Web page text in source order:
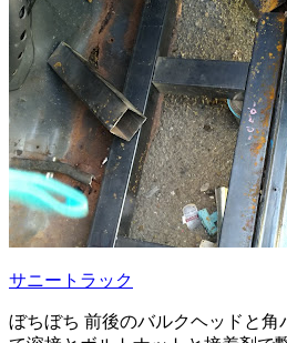
サニートラック
ぼちぼち 前後のバルクヘッドと角